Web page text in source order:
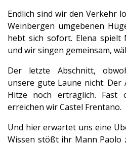
Endlich sind wir den Verkehr
Weinbergen umgebenen
hebt sich sofort. Elena spielt
und wir singen gemeinsam,
Der letzte Abschnitt,
unsere gute Laune nicht:
Hitze noch erträglich. Fast
erreichen wir Castel Frentano.
Und hier erwartet uns eine
Wissen stößt ihr Mann Paolo